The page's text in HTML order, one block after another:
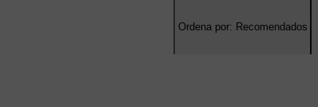
Ordena por: Recomendados